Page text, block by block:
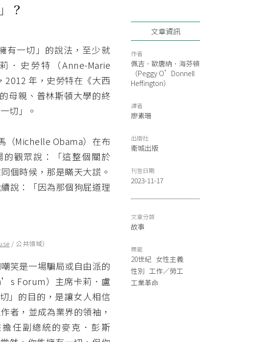
？
有一切」的說法，至少就
．史勞特（Anne-Marie
2012 年，史勞特在《大西
母親、普林斯頓大學的終
切」。
（Michelle Obama）在布
觀眾說：「這整個關於
個時候，那是瞞天大謊。
說：「因為那個狗屁道理
/ 公共領域）
笑是一場騙局或自由派的
Forum）主席卡莉．盧
」的目的，是讓女人相信
者，並成為業界的領袖，
任副總統的麥克．彭斯
文章資訊
作者
佩吉．歐唐納．海芬頓
（Peggy O’Donnell
Heffington）
譯者
廖素珊
出版社
衛城出版
刊登日期
2023-11-17
文章分類
故事
標籤
20世紀 女性主義
性別 工作／勞工
工業革命